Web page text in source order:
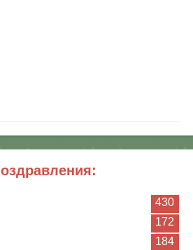
поздравления:
430
172
184